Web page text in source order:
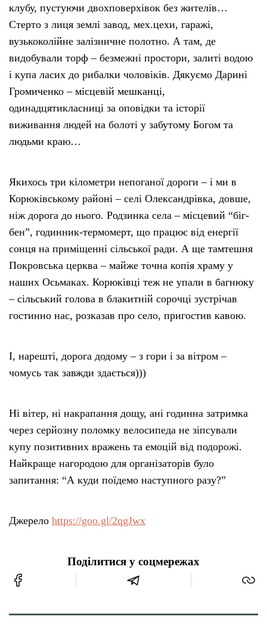
клубу, пустуючи двохповерхівок без жителів…
Стерто з лиця землі завод, мех.цехи, гаражі,
вузькоколійне залізничне полотно. А там, де
видобували торф – безмежні простори, залиті водою
і купа ласих до рибалки чоловіків. Дякуємо Дарині
Громиченко – місцевій мешканці,
одинадцятикласниці за оповідки та історії
виживання людей на болоті у забутому Богом та
людьми краю…
Якихось три кілометри непоганої дороги – і ми в
Корюківському районі – селі Олександрівка, довше,
ніж дорога до нього. Родзинка села – місцевий “біг-
бен”, годинник-термомерт, що працює від енергії
сонця на приміщенні сільської ради. А ще тамтешня
Покровська церква – майже точна копія храму у
наших Осьмаках. Корюківці теж не упали в багнюку
– сільський голова в блакитній сорочці зустрічав
гостинно нас, розказав про село, пригостив кавою.
І, нарешті, дорога додому – з гори і за вітром –
чомусь так завжди здається)))
Ні вітер, ні накрапання дощу, ані годинна затримка
через серйозну поломку велосипеда не зіпсували
купу позитивних вражень та емоцій від подорожі.
Найкраще нагородою для організаторів було
запитання: “А куди поїдемо наступного разу?”
Джерело https://goo.gl/2qgJwx
Поділитися у соцмережах